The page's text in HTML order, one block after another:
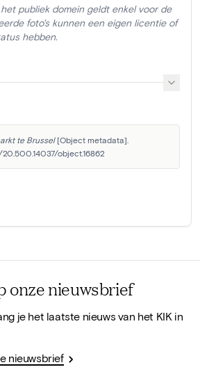
publiek domein geldt enkel voor de
foto's kunnen een eigen licentie of
hebben.
te Brussel [Object metadata].
object.16862
onze nieuwsbrief
je het laatste nieuws van het KIK in
nieuwsbrief